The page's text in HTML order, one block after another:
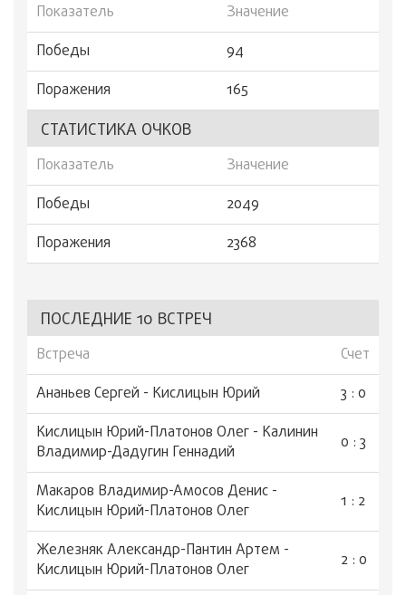
Показатель
Значение
Победы
94
Поражения
165
СТАТИСТИКА ОЧКОВ
Показатель
Значение
Победы
2049
Поражения
2368
ПОСЛЕДНИЕ 10 ВСТРЕЧ
Встреча
Счет
Ананьев Сергей - Кислицын Юрий
3 : 0
Кислицын Юрий-Платонов Олег - Калинин
Владимир-Дадугин Геннадий
0 : 3
Макаров Владимир-Амосов Денис -
Кислицын Юрий-Платонов Олег
1 : 2
Железняк Александр-Пантин Артем -
Кислицын Юрий-Платонов Олег
2 : 0